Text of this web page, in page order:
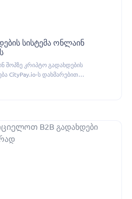
სისტემა ონლაინ
შოპზე კრიპტო გადახდების
CityPay.io-ს დახმარებით